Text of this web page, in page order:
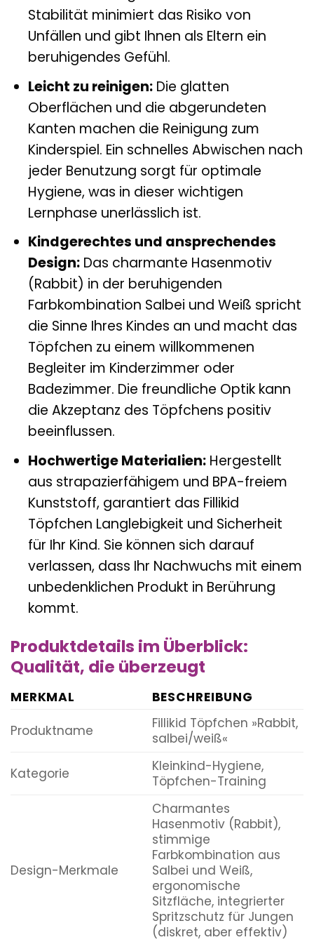
Stabilität minimiert das Risiko von
Unfällen und gibt Ihnen als Eltern ein
beruhigendes Gefühl.
Leicht zu reinigen:Die glatten
Oberflächen und die abgerundeten
Kanten machen die Reinigung zum
Kinderspiel. Ein schnelles Abwischen nach
jeder Benutzung sorgt für optimale
Hygiene, was in dieser wichtigen
Lernphase unerlässlich ist.
Kindgerechtes und ansprechendes
Design:Das charmante Hasenmotiv
(Rabbit) in der beruhigenden
Farbkombination Salbei und Weiß spricht
die Sinne Ihres Kindes an und macht das
Töpfchen zu einem willkommenen
Begleiter im Kinderzimmer oder
Badezimmer. Die freundliche Optik kann
die Akzeptanz des Töpfchens positiv
beeinflussen.
Hochwertige Materialien:Hergestellt
aus strapazierfähigem und BPA-freiem
Kunststoff, garantiert das Fillikid
Töpfchen Langlebigkeit und Sicherheit
für Ihr Kind. Sie können sich darauf
verlassen, dass Ihr Nachwuchs mit einem
unbedenklichen Produkt in Berührung
kommt.
Produktdetails im Überblick:
Qualität, die überzeugt
MERKMAL
BESCHREIBUNG
Produktname
Fillikid Töpfchen »Rabbit,
salbei/weiß«
Kategorie
Kleinkind-Hygiene,
Töpfchen-Training
Design-Merkmale
Charmantes
Hasenmotiv (Rabbit),
stimmige
Farbkombination aus
Salbei und Weiß,
ergonomische
Sitzfläche, integrierter
Spritzschutz für Jungen
(diskret, aber effektiv)